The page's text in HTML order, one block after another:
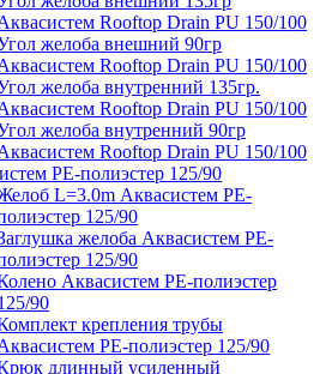
Rooftop Drain PU 150/100
желоба внешний 90гр
Rooftop Drain PU 150/100
желоба внутренний 135гр.
Rooftop Drain PU 150/100
желоба внутренний 90гр
Rooftop Drain PU 150/100
PE-полиэстер 125/90
L=3.0m Аквасистем PE-
125/90
желоба Аквасистем PE-
125/90
Аквасистем PE-полиэстер
90
крепления трубы
PE-полиэстер 125/90
длинный усиленный